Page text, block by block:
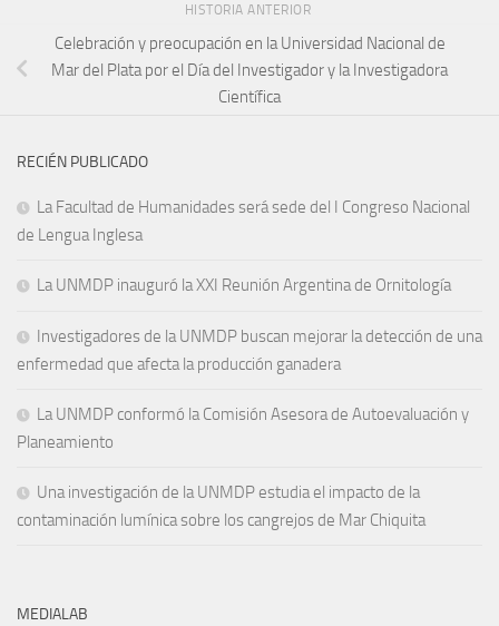
HISTORIA ANTERIOR
Celebración y preocupación en la Universidad Nacional de
Mar del Plata por el Día del Investigador y la Investigadora
Científica
RECIÉN PUBLICADO
La Facultad de Humanidades será sede del I Congreso Nacional
de Lengua Inglesa
La UNMDP inauguró la XXI Reunión Argentina de Ornitología
Investigadores de la UNMDP buscan mejorar la detección de una
enfermedad que afecta la producción ganadera
La UNMDP conformó la Comisión Asesora de Autoevaluación y
Planeamiento
Una investigación de la UNMDP estudia el impacto de la
contaminación lumínica sobre los cangrejos de Mar Chiquita
MEDIALAB